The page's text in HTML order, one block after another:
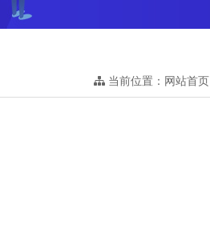
当前位置： 网站首页